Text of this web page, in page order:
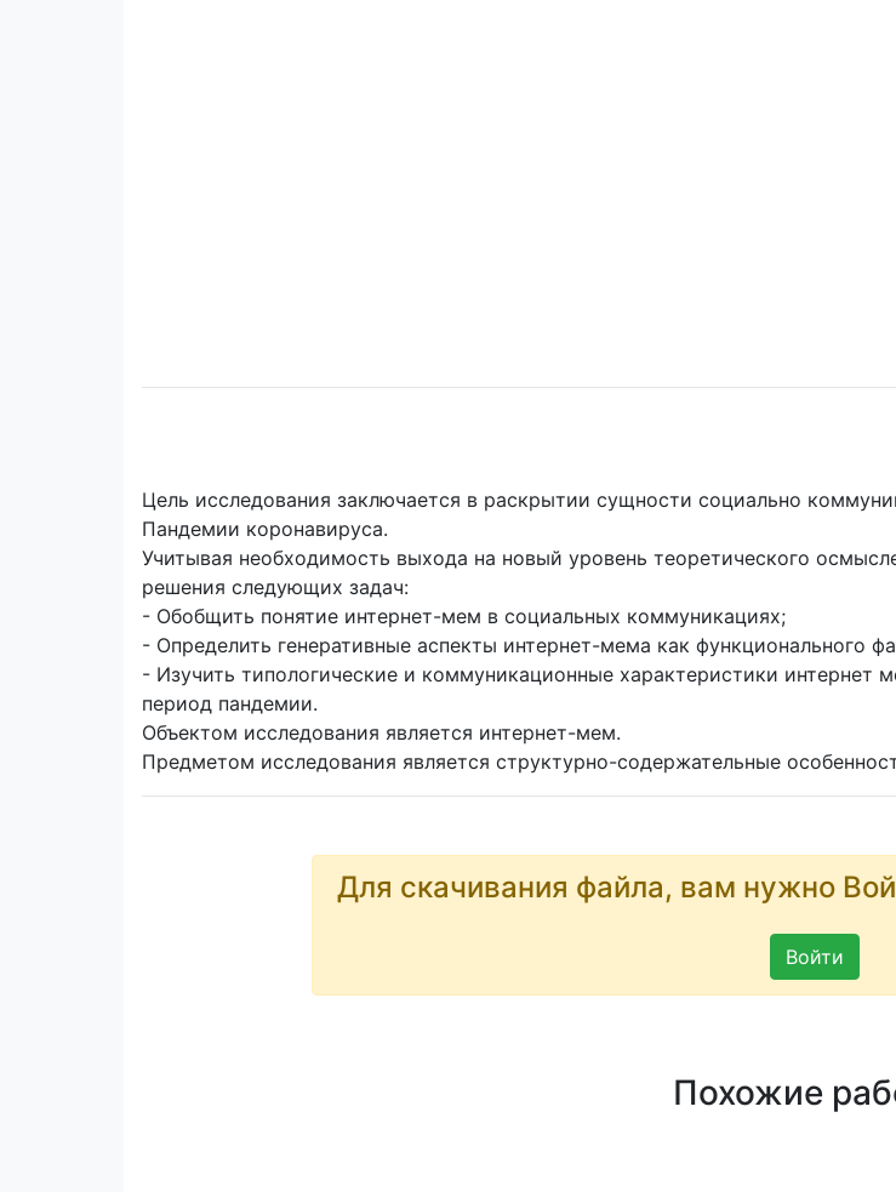
Цель исследования заключается в раскрытии сущности социально
Пандемии коронавируса.
Учитывая необходимость выхода на новый уровень теоретического
решения следующих задач:
- Обобщить понятие интернет-мем в социальных коммуникациях;
- Определить генеративные аспекты интернет-мема как функционального
- Изучить типологические и коммуникационные характеристики интернет
период пандемии.
Объектом исследования является интернет-мем.
Предметом исследования является структурно-содержательные
Для скачивания файла, вам нужно
Войти
Похожие